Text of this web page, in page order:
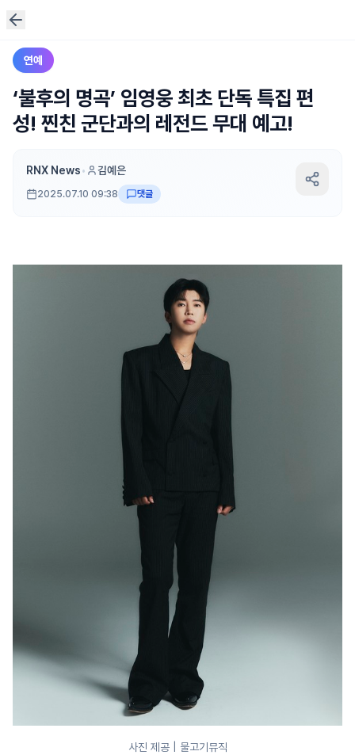
연예
‘불후의 명곡’ 임영웅 최초 단독 특집 편
성! 찐친 군단과의 레전드 무대 예고!
RNX News• 김예은
2025.07.10 09:38 댓글
사진 제공 | 물고기뮤직